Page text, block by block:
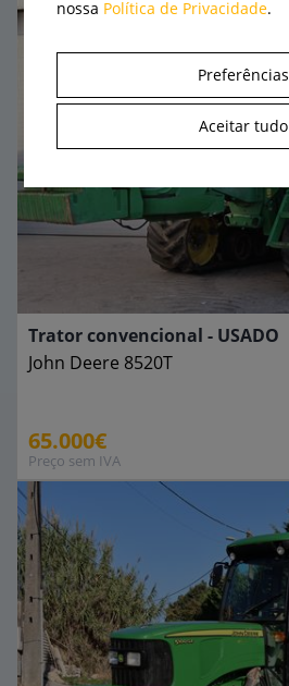
Trator convencional - USADO
John Deere 8520T
65.000€
Preço sem IVA
nossa Política de Privacidade.
Preferências
Aceitar tudo